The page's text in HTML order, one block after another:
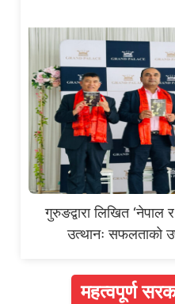
गुरुङद्वारा लिखित
उत्थानः सफलताको
महत्वपूर्ण